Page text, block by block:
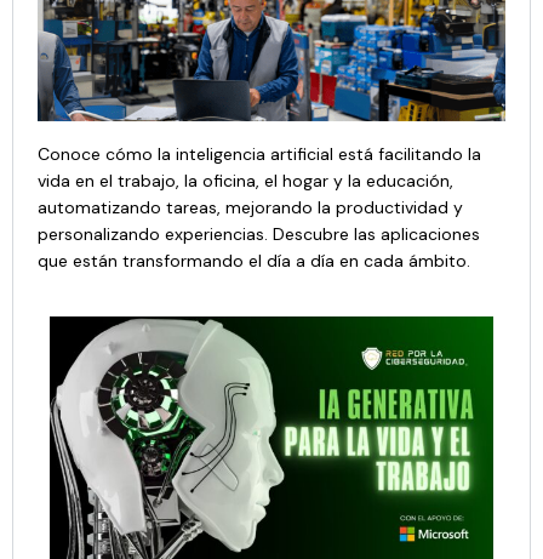
Conoce cómo la inteligencia artificial está facilitando la
vida en el trabajo, la oficina, el hogar y la educación,
automatizando tareas, mejorando la productividad y
personalizando experiencias. Descubre las aplicaciones
que están transformando el día a día en cada ámbito.